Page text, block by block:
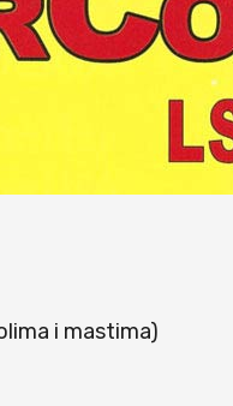
i mastima)